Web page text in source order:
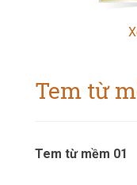
Tem từ
Tem từ mềm 01